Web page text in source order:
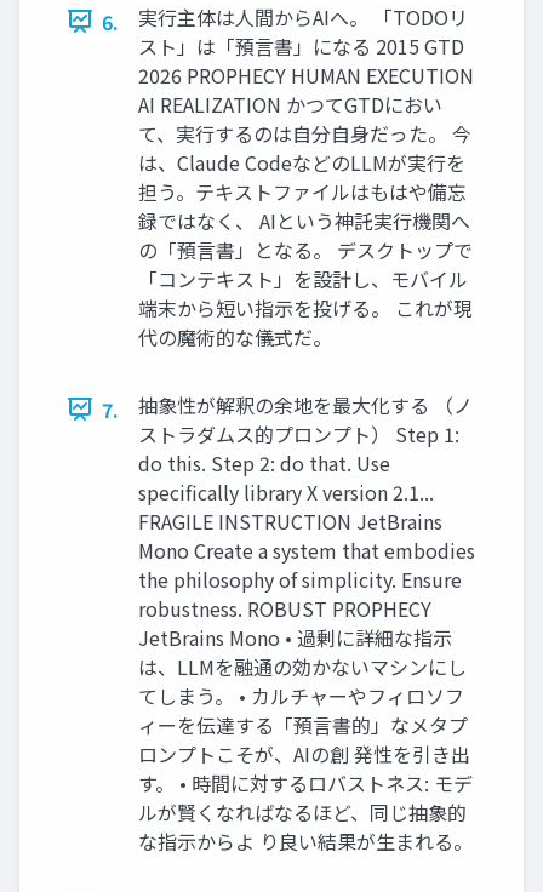
6.
実行主体は人間からAIへ。 「TODOリ
スト」は「預言書」になる 2015 GTD
2026 PROPHECY HUMAN EXECUTION
AI REALIZATION かつてGTDにおい
て、実行するのは自分自身だった。 今
は、Claude CodeなどのLLMが実行を
担う。テキストファイルはもはや備忘
録ではなく、 AIという神託実行機関へ
の「預言書」となる。 デスクトップで
「コンテキスト」を設計し、モバイル
端末から短い指示を投げる。 これが現
代の魔術的な儀式だ。
7.
抽象性が解釈の余地を最大化する （ノ
ストラダムス的プロンプト） Step 1:
do this. Step 2: do that. Use
specifically library X version 2.1...
FRAGILE INSTRUCTION JetBrains
Mono Create a system that embodies
the philosophy of simplicity. Ensure
robustness. ROBUST PROPHECY
JetBrains Mono • 過剰に詳細な指示
は、LLMを融通の効かないマシンにし
てしまう。 • カルチャーやフィロソフ
ィーを伝達する「預言書的」なメタプ
ロンプトこそが、AIの創 発性を引き出
す。 • 時間に対するロバストネス: モデ
ルが賢くなればなるほど、同じ抽象的
な指示からよ り良い結果が生まれる。